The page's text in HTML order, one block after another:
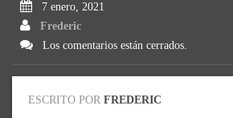
7 enero, 2021
Frederic
Los comentarios están cerrados.
ESCRITO POR FREDERIC